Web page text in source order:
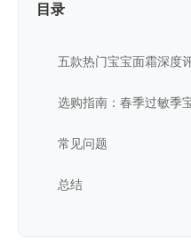
目录
五款热门宝宝面霜深度
选购指南：春季过敏季
常见问题
总结